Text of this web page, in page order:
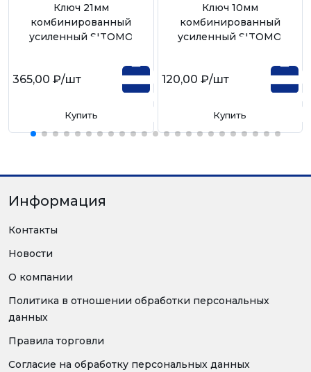
Ключ 21мм
комбинированный
усиленный SITOMO
365,00 ₽/шт
Купить
Ключ 10мм
комбинированный
усиленный SITOMO
120,00 ₽/шт
Купить
Информация
Контакты
Новости
О компании
Политика в отношении обработки персональных
данных
Правила торговли
Согласие на обработку персональных данных